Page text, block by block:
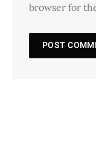
browser for